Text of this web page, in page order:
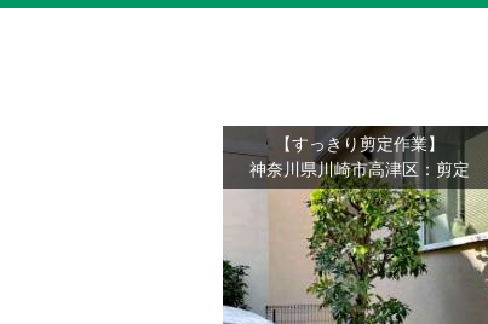
【すっきり剪定作業】
神奈川県川崎市高津区：剪定